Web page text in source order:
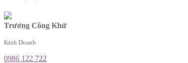
Trương Công Khứ
Kinh Doanh
0986 122 722